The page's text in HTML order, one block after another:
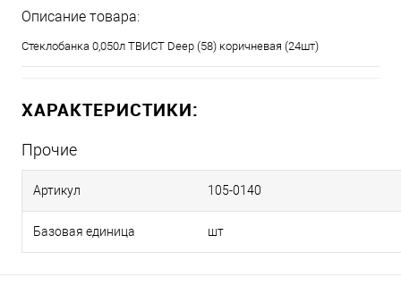
Описание товара:
Стеклобанка 0,050л ТВИСТ Deep (58) коричневая (24шт)
ХАРАКТЕРИСТИКИ:
Прочие
Артикул 105-0140
Базовая единица шт